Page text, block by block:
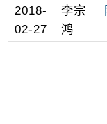
2018-
02-27
李宗
鸿